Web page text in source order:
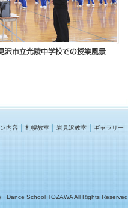
内容 札幌教室 岩見沢教室 ギャラリー
Dance School TOZAWA All Rights Reserved.